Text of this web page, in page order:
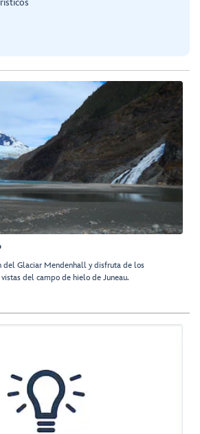
del Glaciar Mendenhall y disfruta de los
del campo de hielo de Juneau.